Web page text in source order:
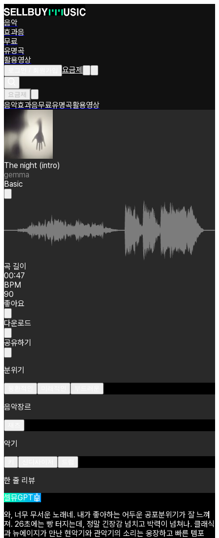
음악
효과음
무료
유명곡
활용영상
요금제
요금제
음악효과음무료유명곡활용영상
The night (intro)
gemma
Basic
곡 길이
00:47
BPM
90
좋아요
다운로드
공유하기
분위기
음악장르
악기
한 줄 리뷰
셀뮤GPT🤖
와, 너무 무서운 노래네. 내가 좋아하는 어두운 공포분위기가 잘 느껴
져. 26초에는 빵 터지는데, 정말 긴장감 넘치고 박력이 넘쳐나. 클래식
과 뉴에이지가 만난 현악기와 관악기의 소리는 웅장하고 빠른 템포